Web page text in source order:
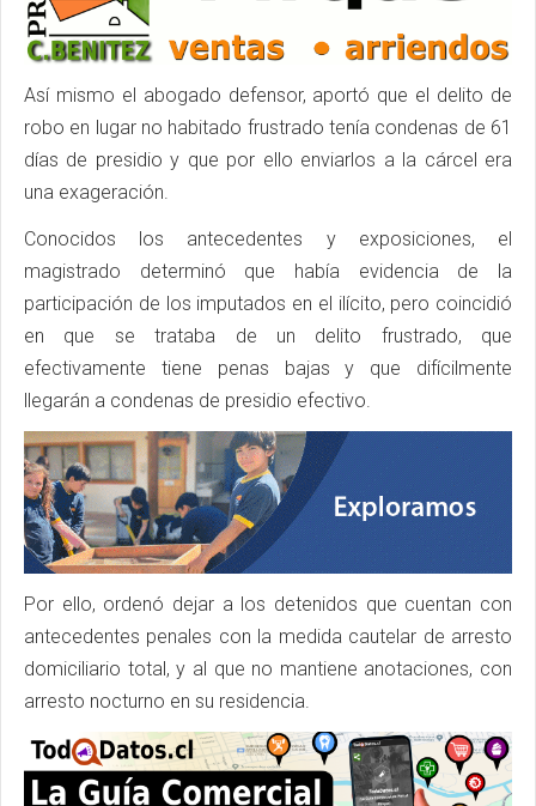
Así mismo el abogado defensor, aportó que el delito de
robo en lugar no habitado frustrado tenía condenas de 61
días de presidio y que por ello enviarlos a la cárcel era
una exageración.
Conocidos los antecedentes y exposiciones, el
magistrado determinó que había evidencia de la
participación de los imputados en el ilícito, pero coincidió
en que se trataba de un delito frustrado, que
efectivamente tiene penas bajas y que difícilmente
llegarán a condenas de presidio efectivo.
Por ello, ordenó dejar a los detenidos que cuentan con
antecedentes penales con la medida cautelar de arresto
domiciliario total, y al que no mantiene anotaciones, con
arresto nocturno en su residencia.